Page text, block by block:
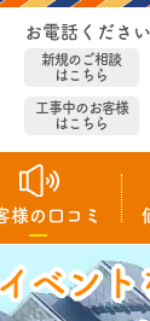
お電話くださ
新規のご相談
はこちら
工事中のお客様
はこちら
様の口コミ
ベン